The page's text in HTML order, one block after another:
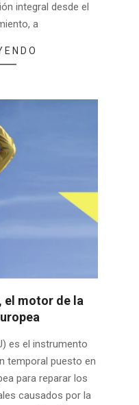
integral desde el
a
el motor de la
es el instrumento
temporal puesto en
para reparar los
causados por la